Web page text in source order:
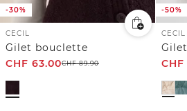
-30%
CECIL
Gilet bouclette
CHF 63.00CHF89.90
-50%
CECIL
CHF